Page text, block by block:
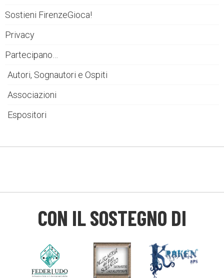
Sostieni FirenzeGioca!
Privacy
Partecipano…
Autori, Sognautori e Ospiti
Associazioni
Espositori
CON IL SOSTEGNO DI